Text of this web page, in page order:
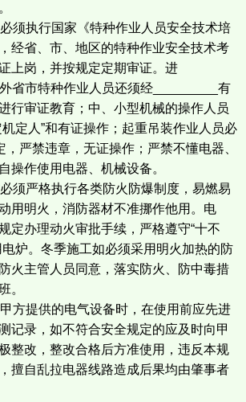
执行国家《特种作业人员安全技术培
经省、市、地区的特种作业安全技术考
上岗，并按规定定期审证。进
省市特种作业人员还须经_________有
行审证教育；中、小型机械的操作人员
定人”和有证操作；起重吊装作业人员必
，严禁违章，无证操作；严禁不懂电器、
操作使用电器、机械设备。
严格执行各类防火防爆制度，易燃易
用明火，消防器材不准挪作他用。电
定办理动火审批手续，严格遵守“十不
炉。冬季施工如必须采用明火加热的防
火主管人员同意，落实防火、防中毒措
。
提供的电气设备时，在使用前应先进
记录，如不符合安全规定的应及时向甲
整改，整改合格后方准使用，违反本规
擅自乱拉电器线路造成后果均由肇事者